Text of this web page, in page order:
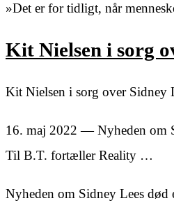
»Det er for tidligt, når
Kit Nielsen i sorg
Kit Nielsen i sorg over Sidney
16. maj 2022 — Nyheden om
Til B.T. fortæller Reality …
Nyheden om Sidney Lees død